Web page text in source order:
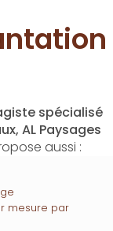
spécialisé
AL Paysages
aussi :
mesure par